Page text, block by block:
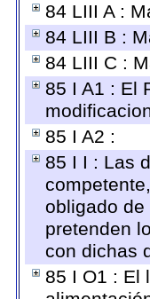
84 LIII A :
84 LIII B :
84 LIII C :
85 I A1 : El
85 I A2 :
85 I I : Las
obligado
pretenden
con dichas
85 I O1 : El